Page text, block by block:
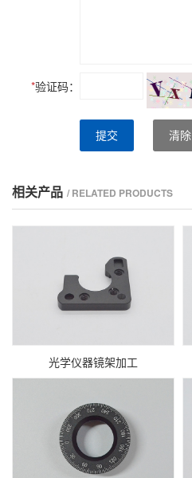
*验证码：
提交 清除
相关产品 / RELATED PRODUCTS
光学仪器镜架加工